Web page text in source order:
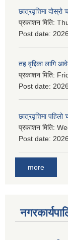
छात्रवृत्तिमा
प्रकाशन मिति:
Post date:
तह वृद्दिका लागि
प्रकाशन मिति:
Post date:
छात्रवृत्तिमा
प्रकाशन मिति:
Post date:
more